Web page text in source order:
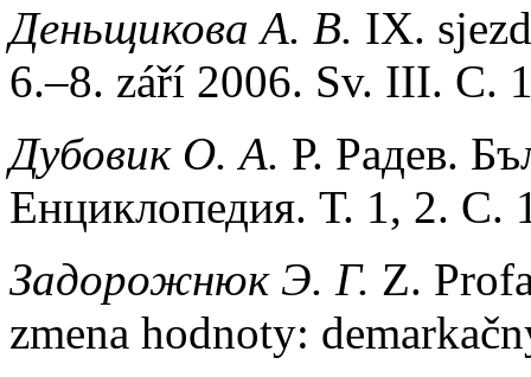
Деньщикова А. В. IX.
6.–8. září 2006. Sv. III. С.
Дубовик О. А. Р. Радев.
Енциклопедия. Т. 1, 2.
Задорожнюк Э. Г. Z.
zmena hodnoty: